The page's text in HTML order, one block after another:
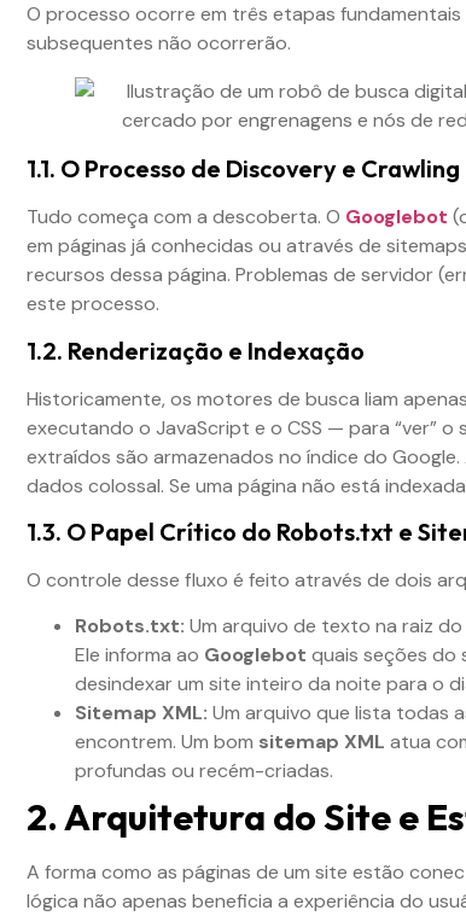
O processo ocorre em três etapas fundamentais
subsequentes não ocorrerão.
1.1. O Processo de Discovery e Crawling
Tudo começa com a descoberta. O Googlebot
em páginas já conhecidas ou através de
recursos dessa página. Problemas de servidor
este processo.
1.2. Renderização e Indexação
Historicamente, os motores de busca liam
executando o JavaScript e o CSS — para “ver”
extraídos são armazenados no índice do Google.
dados colossal. Se uma página não está
1.3. O Papel Crítico do Robots.txt e
O controle desse fluxo é feito através de dois
Robots.txt: Um arquivo de texto na raiz
Ele informa ao Googlebot quais seções do
desindexar um site inteiro da noite para o
Sitemap XML: Um arquivo que lista todas
encontrem. Um bom sitemap XML atua
profundas ou recém-criadas.
2. Arquitetura do Site e
A forma como as páginas de um site estão
lógica não apenas beneficia a experiência do